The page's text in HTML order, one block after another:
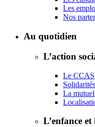
Les
Nos
Au quotidien
L’action
Le CCAS
La
L’enfance et